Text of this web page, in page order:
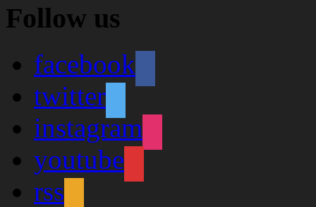
Follow us
facebook
twitter
instagram
youtube
rss